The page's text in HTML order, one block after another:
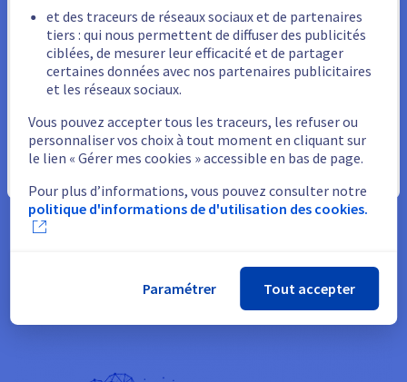
OVHcloud Marketplace
OVHcloud Marketplace rassemble +250 solutions
français : des solutions souveraines, clés en main, et
hébergées dans nos datacenters en France et en Europe,
garantissant la souveraineté des données.
Rester sur le site actuel
Sélectionner un autre site web
et des traceurs de réseaux sociaux et de partenaires
tiers : qui nous permettent de diffuser des publicités
ciblées, de mesurer leur efficacité et de partager
certaines données avec nos partenaires publicitaires
et les réseaux sociaux.
Vous pouvez accepter tous les traceurs, les refuser ou
personnaliser vos choix à tout moment en cliquant sur
le lien « Gérer mes cookies » accessible en bas de page.
Pour plus d’informations, vous pouvez consulter notre
politique d'informations de d'utilisation des cookies.
Paramétrer Tout accepter